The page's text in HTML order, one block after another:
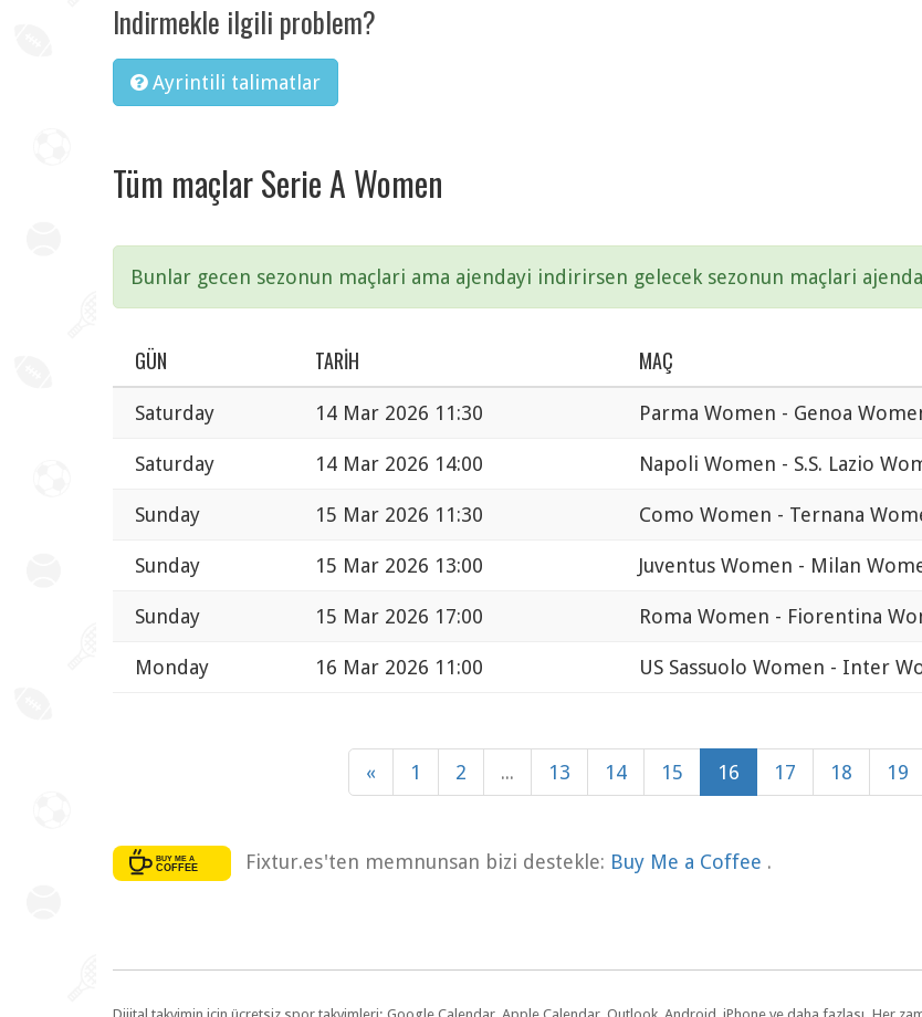
Indirmekle ilgili problem?
Ayrintili talimatlar
Tüm maçlar Serie A Women
Bunlar gecen sezonun maçlari ama ajendayi indirirsen gelecek sezonun maçlari
GÜN TARIH MAÇ
Saturday 14 Mar 2026 11:30 Parma Women - Genoa
Saturday 14 Mar 2026 14:00 Napoli Women - S.S. Lazio
Sunday 15 Mar 2026 11:30 Como Women - Ternana
Sunday 15 Mar 2026 13:00 Juventus Women - Milan
Sunday 15 Mar 2026 17:00 Roma Women - Fiorentina
Monday 16 Mar 2026 11:00 US Sassuolo Women - Inter
« 1 2 ... 13 14 15 16 17 18 19
Fixtur.es'ten memnunsan bizi destekle: Buy Me a Coffee .